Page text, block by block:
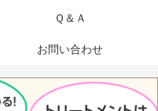
Ｑ＆Ａ
お問い合わせ